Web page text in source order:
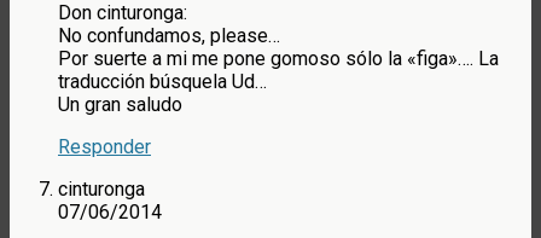
Don cinturonga:
No confundamos, please…
Por suerte a mi me pone gomoso sólo la «figa»…. La
traducción búsquela Ud…
Un gran saludo
Responder
cinturonga
07/06/2014